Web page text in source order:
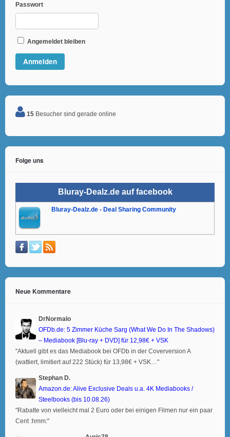
Passwort
Angemeldet bleiben
15 Besucher sind gerade online
Folge uns
Bluray-Dealz.de auf facebook
Bluray-Dealz.de - Deal Sharing Community
Neue Kommentare
DrNormalo
OFDb.de: 5 Zimmer Küche Sarg (What We Do In The Shadows)
– Mediabook [Blu-ray + DVD] für 12,98€ + VSK
"Aktuell gibt es das Mediabook bei OFDb in der Coverversion A
(wattiert, limitiert auf 222 Stück) für 13,98€ + VSK…"
Stephan D.
Amazon.de: Alive Exclusive Deals u.a. 4K Mediabooks /
Steelbooks (bis 10.08.26)
"Rabatte von vielleicht mal 2 Euro oder bei einigen Filmen nur ein paar
Cent :hmm:"